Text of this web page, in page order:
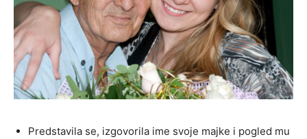
Predstavila se, izgovorila ime svoje majke i pogled mu